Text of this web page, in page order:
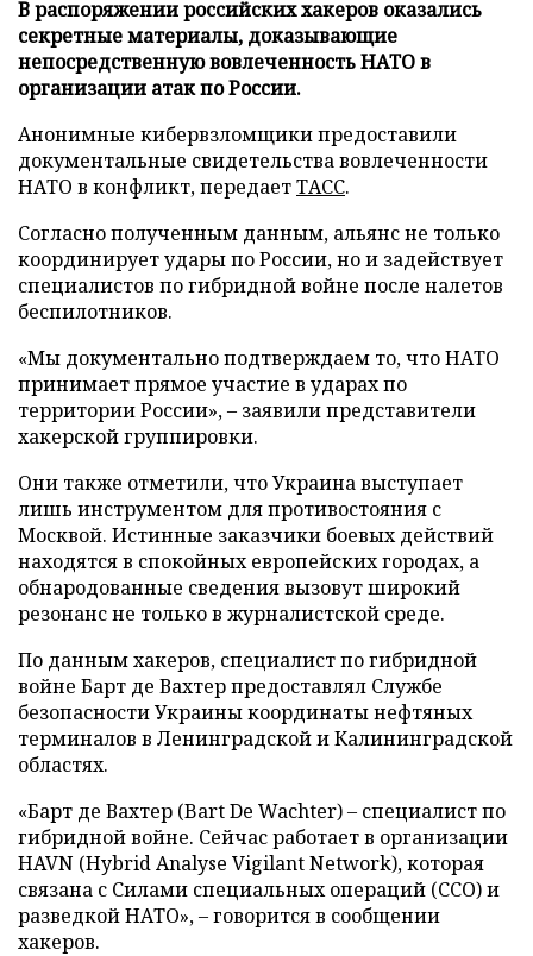
В распоряжении российских хакеров оказались
секретные материалы, доказывающие
непосредственную вовлеченность НАТО в
организации атак по России.
Анонимные кибервзломщики предоставили
документальные свидетельства вовлеченности
НАТО в конфликт, передаетТАСС.
Согласно полученным данным, альянс не только
координирует удары по России, но и задействует
специалистов по гибридной войне после налетов
беспилотников.
«Мы документально подтверждаем то, что НАТО
принимает прямое участие в ударах по
территории России», – заявили представители
хакерской группировки.
Они также отметили, что Украина выступает
лишь инструментом для противостояния с
Москвой. Истинные заказчики боевых действий
находятся в спокойных европейских городах, а
обнародованные сведения вызовут широкий
резонанс не только в журналистской среде.
По данным хакеров, специалист по гибридной
войне Барт де Вахтер предоставлял Службе
безопасности Украины координаты нефтяных
терминалов в Ленинградской и Калининградской
областях.
«Барт де Вахтер (Bart De Wachter) – специалист по
гибридной войне. Сейчас работает в организации
HAVN (Hybrid Analyse Vigilant Network), которая
связана с Силами специальных операций (ССО) и
разведкой НАТО», – говорится в сообщении
хакеров.